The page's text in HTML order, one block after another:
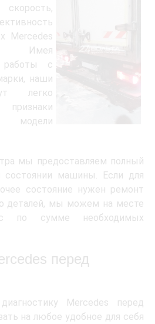
Mercedes
Имея
работы с
наши
легко
модели
мы предоставляем полный
состоянии машины. Если для
состояние нужен ремонт
деталей, мы можем на месте
по сумме необходимых
перед
Mercedes перед
на любое удобное для себя